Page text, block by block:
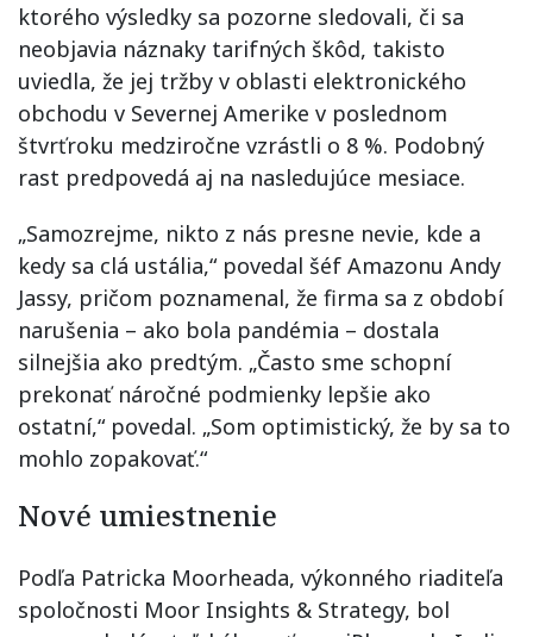
ktorého výsledky sa pozorne sledovali, či sa
neobjavia náznaky tarifných škôd, takisto
uviedla, že jej tržby v oblasti elektronického
obchodu v Severnej Amerike v poslednom
štvrťroku medziročne vzrástli o 8 %. Podobný
rast predpovedá aj na nasledujúce mesiace.
„Samozrejme, nikto z nás presne nevie, kde a
kedy sa clá ustália,“ povedal šéf Amazonu Andy
Jassy, pričom poznamenal, že firma sa z období
narušenia – ako bola pandémia – dostala
silnejšia ako predtým. „Často sme schopní
prekonať náročné podmienky lepšie ako
ostatní,“ povedal. „Som optimistický, že by sa to
mohlo zopakovať.“
Nové umiestnenie
Podľa Patricka Moorheada, výkonného riaditeľa
spoločnosti Moor Insights & Strategy, bol